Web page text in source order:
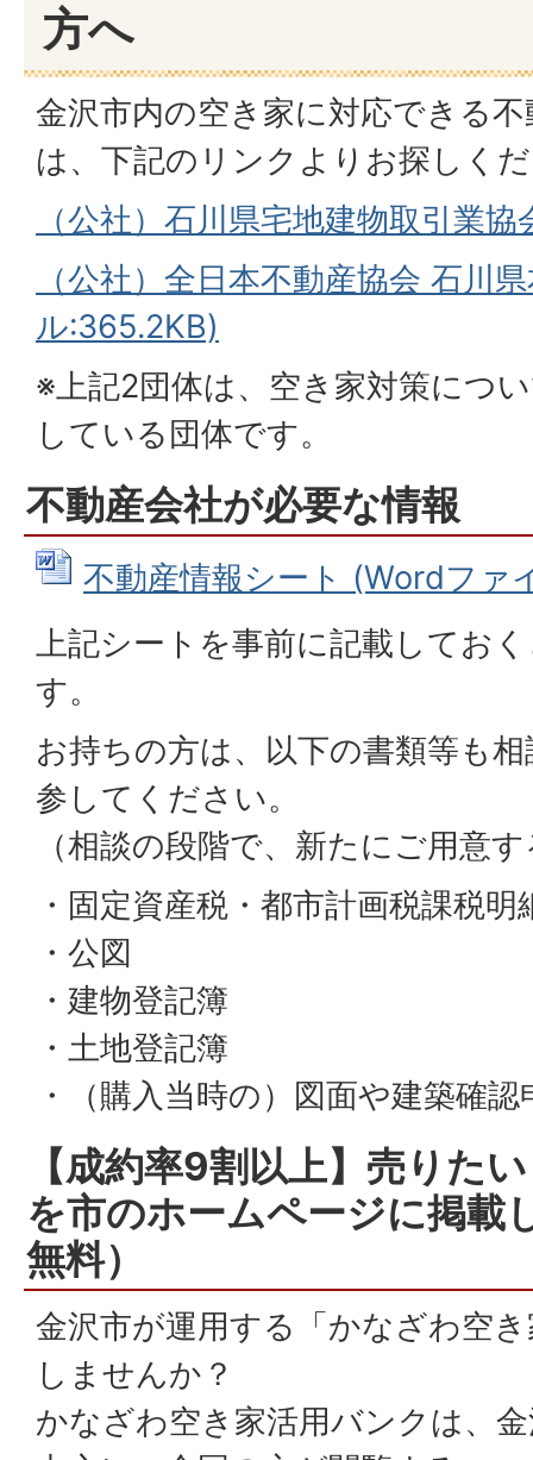
方へ
金沢市内の空き家に対応できる
は、下記のリンクよりお探しく
（公社）石川県宅地建物取引業協
（公社）全日本不動産協会 石川
ル:365.2KB)
※上記2団体は、空き家対策につ
している団体です。
不動産会社が必要な情報
不動産情報シート (Wordファ
上記シートを事前に記載してお
す。
お持ちの方は、以下の書類等も
参してください。
（相談の段階で、新たにご用意
・固定資産税・都市計画税課税明
・公図
・建物登記簿
・土地登記簿
・（購入当時の）図面や建築確認
【成約率9割以上】売りた
を市のホームページに掲載
無料）
金沢市が運用する「かなざわ空
しませんか？
かなざわ空き家活用バンクは、